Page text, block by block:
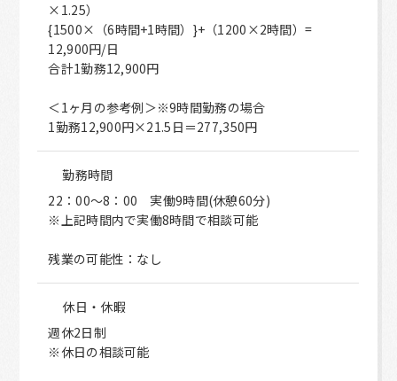
×1.25）
{1500×（6時間+1時間）}+（1200×2時間）=
12,900円/日
合計1勤務12,900円
＜1ヶ月の参考例＞※9時間勤務の場合
1勤務12,900円×21.5日＝277,350円
勤務時間
22：00～8：00 実働9時間(休憩60分)
※上記時間内で実働8時間で相談可能
残業の可能性：なし
休日・休暇
週休2日制
※休日の相談可能